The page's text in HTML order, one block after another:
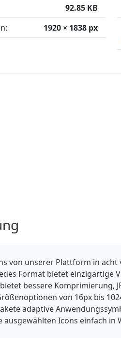
92.85 KB
1920 × 1838 px
von unserer Plattform in acht
Format bietet einzigartige
bessere Komprimierung,
von 16px bis
adaptive
ausgewählten Icons einfach